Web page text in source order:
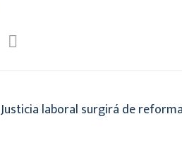
Justicia laboral surgirá de